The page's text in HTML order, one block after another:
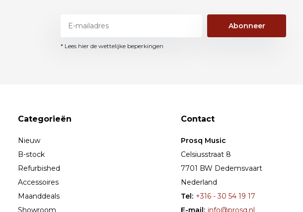
Abonneer
* Lees hier de wettelijke beperkingen
Categorieën
Nieuw
B-stock
Refurbished
Accessoires
Maanddeals
Showroom
Contact
Prosq Music
Celsiusstraat 8
7701 BW Dedemsvaart
Nederland
Tel: +316 - 30 54 19 17
E-mail: info@prosq.nl